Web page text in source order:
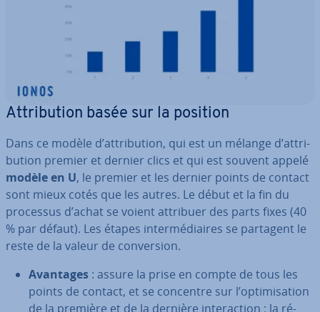
At­tri­bu­tion basée sur la position
Dans ce modèle d’at­tri­bu­tion, qui est un mélange d’at­tri­
bu­tion premier et dernier clics et qui est souvent appelé
modèle en U, le premier et les dernier points de contact
sont mieux cotés que les autres. Le début et la fin du
processus d’achat se voient attribuer des parts fixes (40
% par défaut). Les étapes in­ter­mé­diaires se partagent le
reste de la valeur de con­ver­sion.
Avantages : assure la prise en compte de tous les
points de contact, et se concentre sur l’op­ti­mi­sa­tion
de la première et de la dernière in­te­rac­tion ; la ré­